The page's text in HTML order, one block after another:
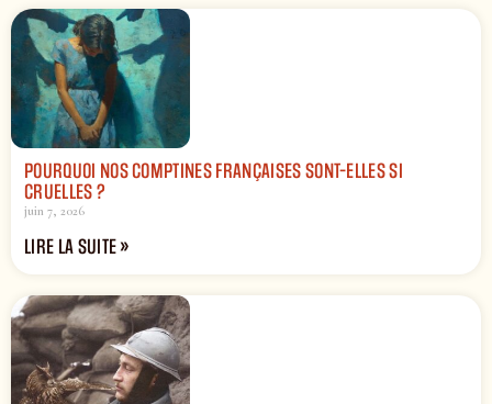
POURQUOI NOS COMPTINES FRANÇAISES SONT-ELLES SI
CRUELLES ?
juin 7, 2026
LIRE LA SUITE »